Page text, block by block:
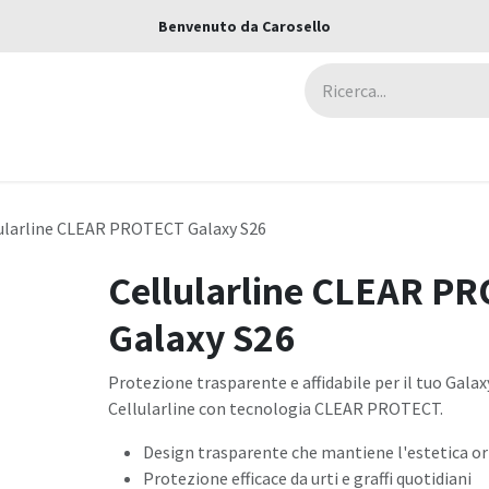
Benvenuto da Carosello
CLEAR PROTECT Galaxy S26
Cellularline CLEAR
Galaxy S26
Protezione trasparente e affidabile per il tuo
Cellularline con tecnologia CLEAR PROTECT.
Design trasparente che mantiene l'estetica
Protezione efficace da urti e graffi quotidiani